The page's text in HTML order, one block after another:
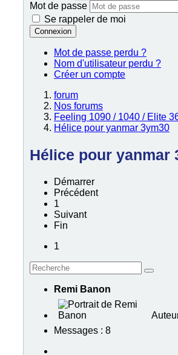
Mot de passe
Se rappeler de moi
Connexion
Mot de passe perdu ?
Nom d'utilisateur perdu ?
Créer un compte
forum
Nos forums
Feeling 1090 / 1040 / Elite
Hélice pour yanmar 3ym30
Hélice pour yanmar
Démarrer
Précédent
1
Suivant
Fin
1
Remi Banon
Messages : 8